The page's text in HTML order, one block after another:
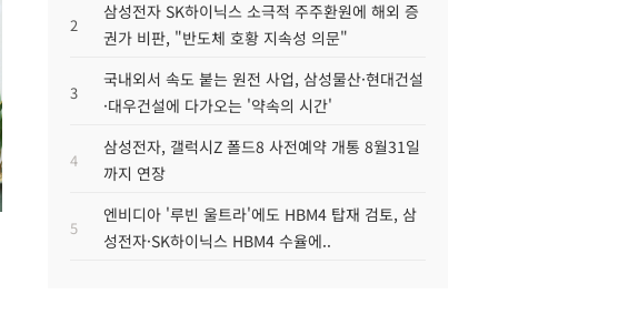
2
삼성전자 SK하이닉스 소극적 주주환원에 해외 증
권가 비판, "반도체 호황 지속성 의문"
3
국내외서 속도 붙는 원전 사업, 삼성물산·현대건설
·대우건설에 다가오는 '약속의 시간'
4
삼성전자, 갤럭시Z 폴드8 사전예약 개통 8월31일
까지 연장
5
엔비디아 '루빈 울트라'에도 HBM4 탑재 검토, 삼
성전자·SK하이닉스 HBM4 수율에..